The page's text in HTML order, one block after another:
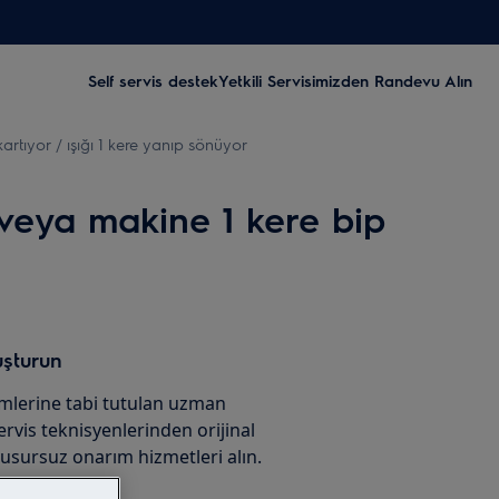
Self servis destekYetkili Servisimizden Randevu Alın
/ ışığı 1 kere yanıp sönüyor
makine 1 kere bip
tabi tutulan uzman
teknisyenlerinden orijinal
onarım hizmetleri alın.